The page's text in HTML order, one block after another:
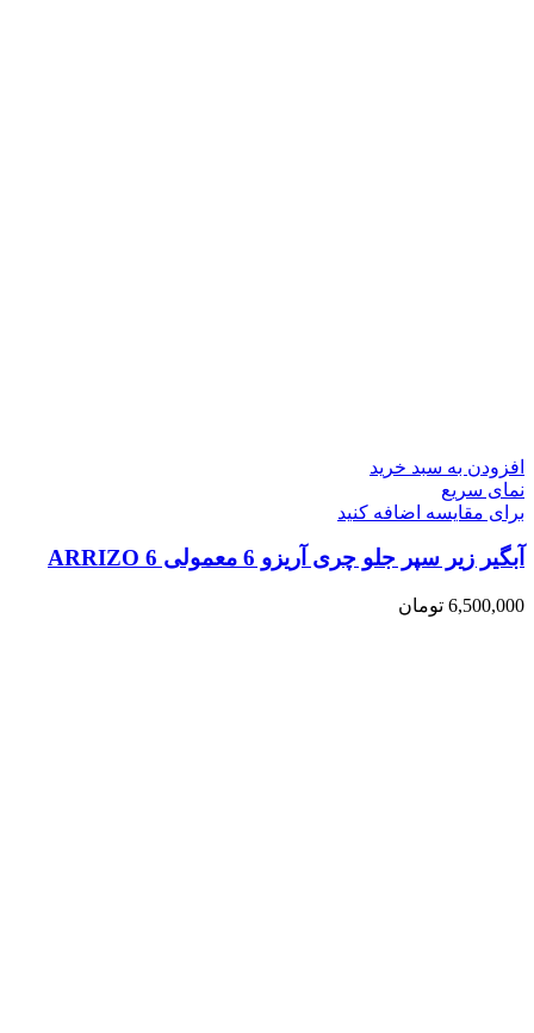
افزودن به سبد خرید
نمای سریع
برای مقایسه اضافه کنید
آبگیر زیر سپر جلو چری آریزو 6 معمولی ARRIZO 6
6,500,000 تومان